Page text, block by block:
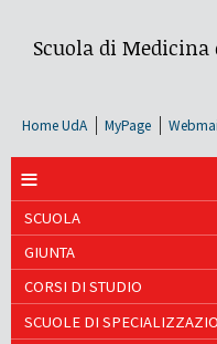
Scuola di Medicina
Home UdA MyPage
≡
SCUOLA
GIUNTA
CORSI DI STUDIO
SCUOLE DI